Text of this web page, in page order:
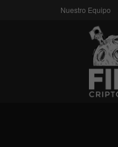
Nuestro Equipo